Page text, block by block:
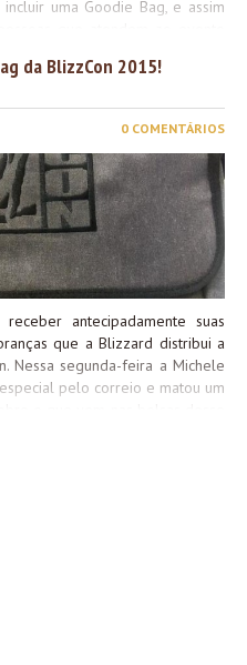
uma Goodie Bag, e assim
determinado em Real, então
comprá-lo até a data do
a Goodie Bag, é preciso
Virtual, então visitar esta
Bag por $34.99: É válido
esteja a venda, não é possível
Brasil,...
da BlizzCon 2015!
0 COMENTÁRIOS
antecipadamente suas
que a Blizzard distribui a
Nessa segunda-feira a Michele
pelo correio e matou um